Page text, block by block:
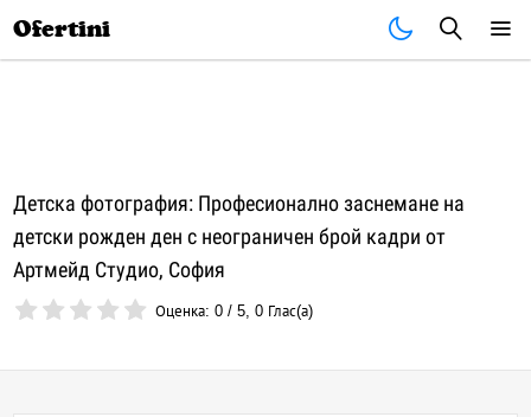
Ofertini
Детска фотография: Професионално заснемане на
детски рожден ден с неограничен брой кадри от
Артмейд Студио, София
Оценка:0 /5,0 Глас(а)